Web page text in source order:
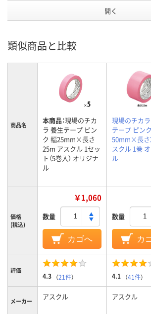
開く
類似商品と比較
商品名 本商品：現場のチカ
ラ 養生テープ ピン
ク 幅25mm×長さ
25m アスクル 1セッ
ト（5巻入） オリジナ
ル
現場のチカ
テープ ピン
50mm×長さ
スクル 1巻
ル
価格
(税込)
￥1,060
数量
カゴへ
数量
カ
評価
4.3 （21件） 4.1 （41件）
メーカー アスクル アスクル